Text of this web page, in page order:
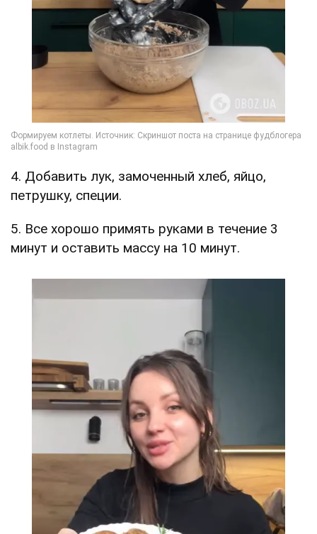
4. Добавить лук, замоченный хлеб, яйцо,
петрушку, специи.
5. Все хорошо примять руками в течение 3
минут и оставить массу на 10 минут.